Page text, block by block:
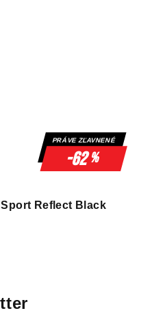
PRÁVE ZĽAVNENÉ
-62%
Reflect Black